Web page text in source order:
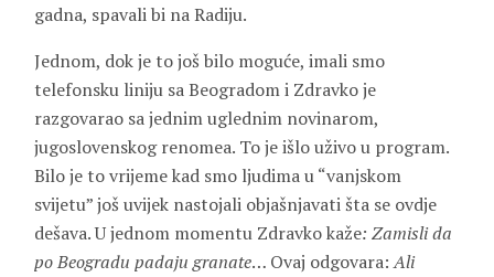
gadna, spavali bi na Radiju.
Jednom, dok je to još bilo moguće, imali smo
telefonsku liniju sa Beogradom i Zdravko je
razgovarao sa jednim uglednim novinarom,
jugoslovenskog renomea. To je išlo uživo u program.
Bilo je to vrijeme kad smo ljudima u “vanjskom
svijetu” još uvijek nastojali objašnjavati šta se ovdje
dešava. U jednom momentu Zdravko kaže: Zamisli da
po Beogradu padaju granate… Ovaj odgovara:Ali